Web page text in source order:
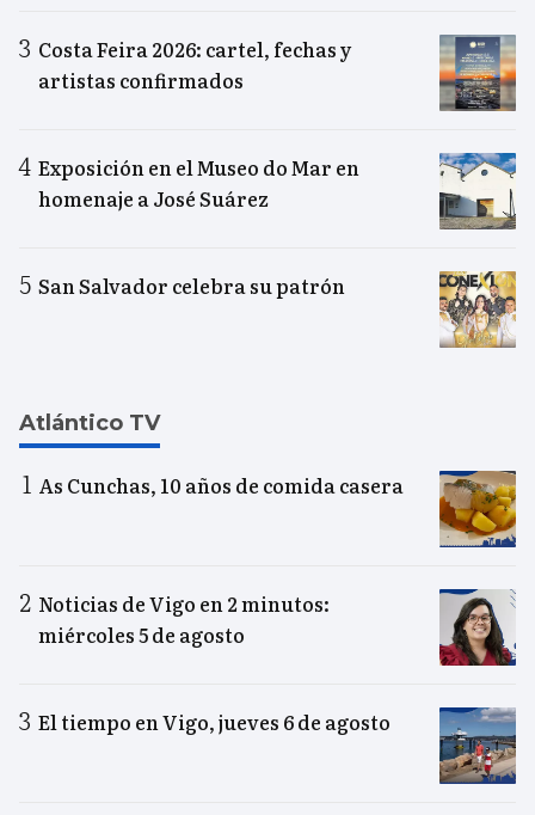
Costa Feira 2026: cartel, fechas y
artistas confirmados
Exposición en el Museo do Mar en
homenaje a José Suárez
San Salvador celebra su patrón
Atlántico TV
As Cunchas, 10 años de comida casera
Noticias de Vigo en 2 minutos:
miércoles 5 de agosto
El tiempo en Vigo, jueves 6 de agosto